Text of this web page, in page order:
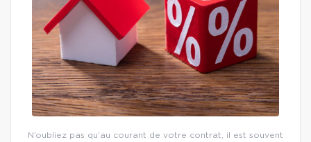
N’oubliez pas qu’au courant de votre contrat, il est souvent